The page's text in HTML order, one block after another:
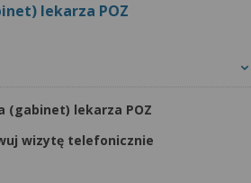
lekarza POZ
(gabinet) lekarza POZ
wizytę telefonicznie